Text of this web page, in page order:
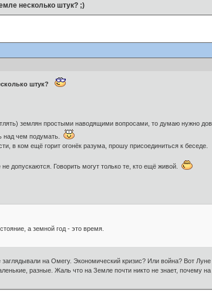
несколько штук? ;)
штук?
землян простыми наводящими вопросами, то думаю нужно
над чем подумать.
в ком ещё горит огонёк разума, прошу присоединиться к беседе.
допускаются. Говорить могут только те, кто ещё живой.
а земной год - это время.
на Омегу. Экономический кризис? Или война? Вот
разные. Жаль что на Земле почти никто не знает, почему